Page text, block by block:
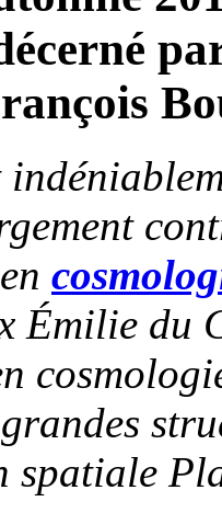
Émilie du
spatiale